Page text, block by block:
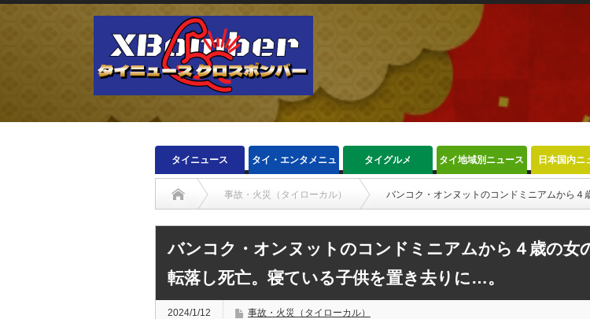
タイニュース タイ・エンタメニュ
ース
タイグルメ タイ地域別ニュース 日本国内ニ
事故・火災（タイローカル） バンコク・オンヌットのコンドミニアムから
バンコク・オンヌットのコンドミニアムから４歳の女
転落し死亡。寝ている子供を置き去りに…。
2024/1/12 事故・火災（タイローカル）